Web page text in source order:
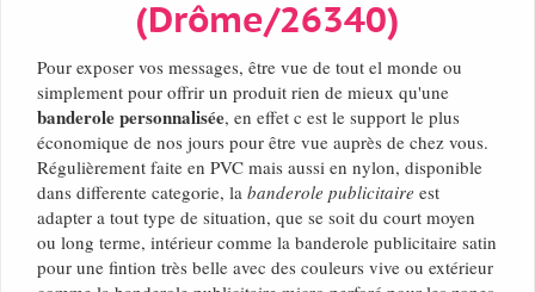
(Drôme/26340)
Pour exposer vos messages, être vue de tout el monde ou
simplement pour offrir un produit rien de mieux qu'une
banderole personnalisée, en effet c est le support le plus
économique de nos jours pour être vue auprès de chez vous.
Régulièrement faite en PVC mais aussi en nylon, disponible
dans differente categorie, la banderole publicitaire est
adapter a tout type de situation, que se soit du court moyen
ou long terme, intérieur comme la banderole publicitaire satin
pour une fintion très belle avec des couleurs vive ou extérieur